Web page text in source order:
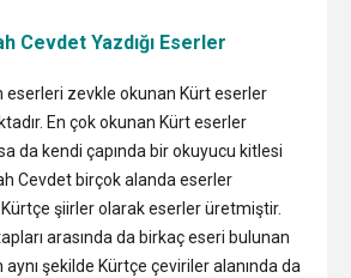
Cevdet Yazdığı Eserler
eserleri zevkle okunan Kürt eserler
En çok okunan Kürt eserler
da kendi çapında bir okuyucu kitlesi
Cevdet birçok alanda eserler
şiirler olarak eserler üretmiştir.
arasında da birkaç eseri bulunan
aynı şekilde Kürtçe çeviriler alanında da